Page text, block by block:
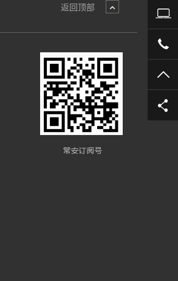
返回顶部
公